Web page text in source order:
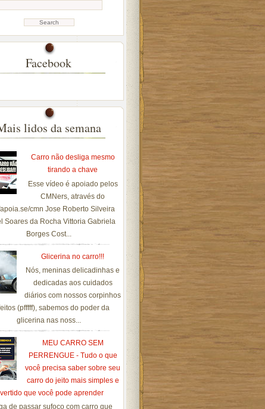
Facebook
lidos da semana
Carro não desliga mesmo
tirando a chave
Esse vídeo é apoiado pelos
CMNers, através do
cmn Jose Roberto Silveira
Soares da Rocha Vittoria Gabriela
Borges Cost...
Glicerina no carro!!!
Nós, meninas delicadinhas e
dedicadas aos cuidados
diários com nossos corpinhos
(pfffff), sabemos do poder da
glicerina nas noss...
MEU CARRO SEM
PERRENGUE - Tudo o que
você precisa saber sobre seu
carro do jeito mais simples e
que você pode aprender
de passar sufoco com carro que